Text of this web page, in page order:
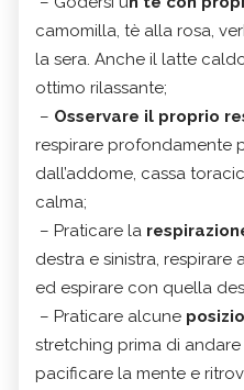
camomilla, tè alla rosa,
la sera. Anche il latte
ottimo rilassante;
– Osservare il proprio
respirare profondamente
dall’addome, cassa
calma;
– Praticare la
destra e sinistra, respirare
ed espirare con quella
– Praticare alcune
stretching prima di
pacificare la mente e